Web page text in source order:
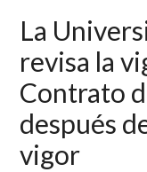
La
revisa la
Contrato
después
vigor